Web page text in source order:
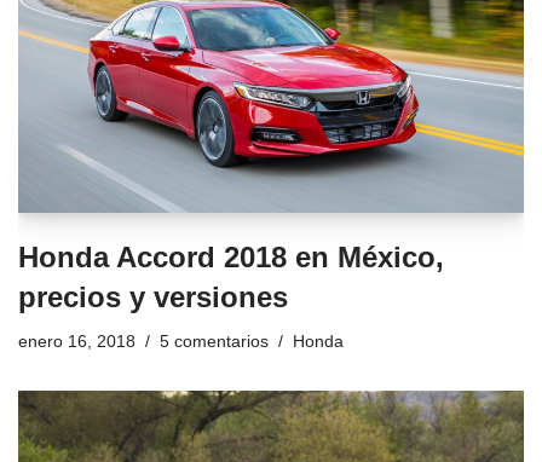
Honda Accord 2018 en México,
precios y versiones
enero 16, 2018 5 comentarios Honda